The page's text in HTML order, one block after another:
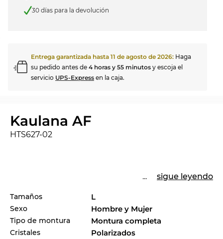
30 días para la devolución
Entrega garantizada hasta 11 de agosto de 2026: Haga
su pedido antes de 4 horas y 55 minutos y escoja el
servicio UPS-Express en la caja.
Kaulana AF
HTS627-02
... sigue leyendo
Tamaños L
Sexo Hombre y Mujer
Tipo de montura Montura completa
Cristales Polarizados